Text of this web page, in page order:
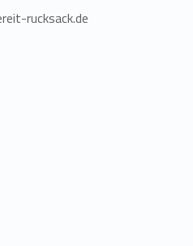
rucksack.de